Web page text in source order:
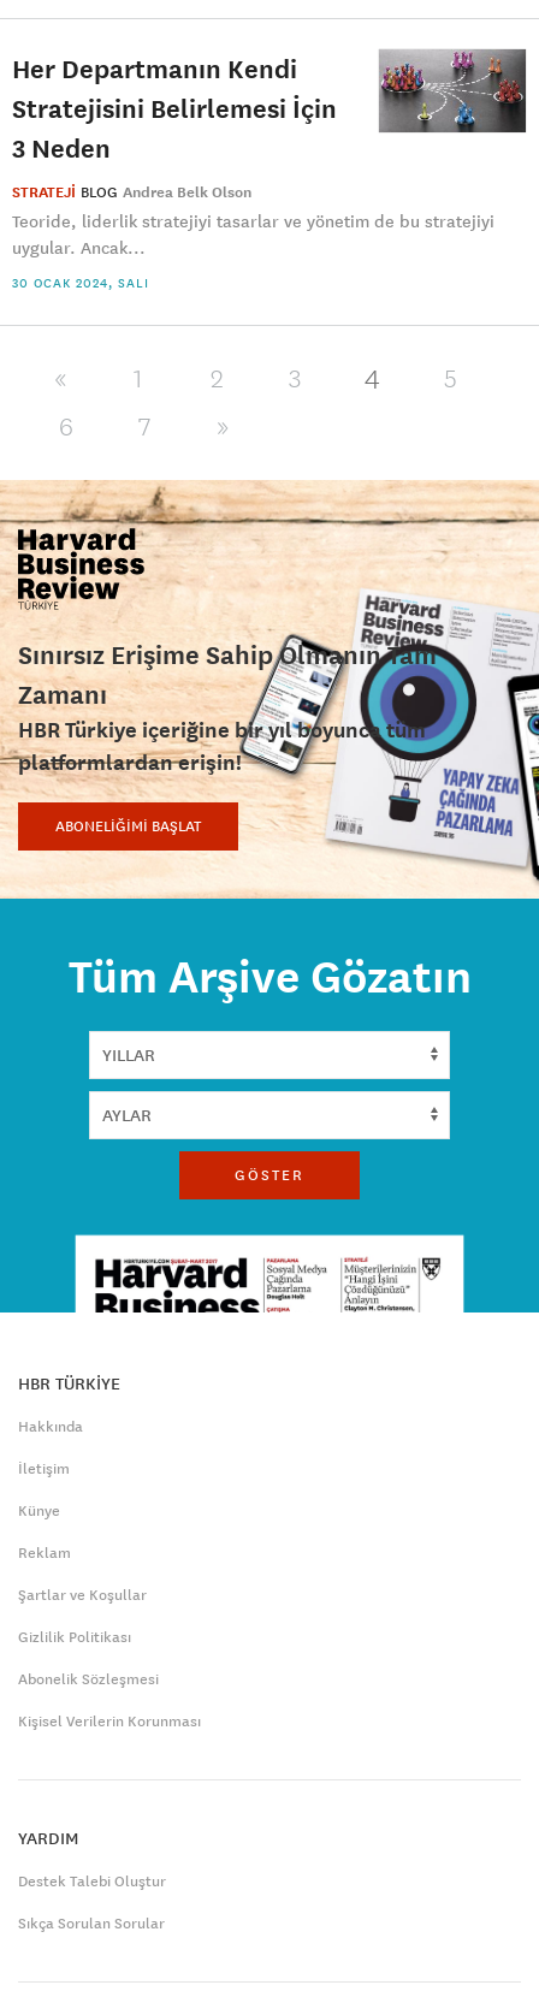
Her Departmanın Kendi
Stratejisini Belirlemesi İçin
3 Neden
STRATEJİ BLOG Andrea Belk Olson
Teoride, liderlik stratejiyi tasarlar ve yönetim de bu stratejiyi
uygular. Ancak...
30 OCAK 2024, SALI
« 1 2 3 4
5
6
7 »
Sınırsız Erişime Sahip Olmanın Tam
Zamanı
HBR Türkiye içeriğine bir yıl boyunca tüm
platformlardan erişin!
ABONELİĞİMİ BAŞLAT
Tüm Arşive Gözatın
GÖSTER
HBR TÜRKİYE
Hakkında
İletişim
Künye
Reklam
Şartlar ve Koşullar
Gizlilik Politikası
Abonelik Sözleşmesi
Kişisel Verilerin Korunması
YARDIM
Destek Talebi Oluştur
Sıkça Sorulan Sorular